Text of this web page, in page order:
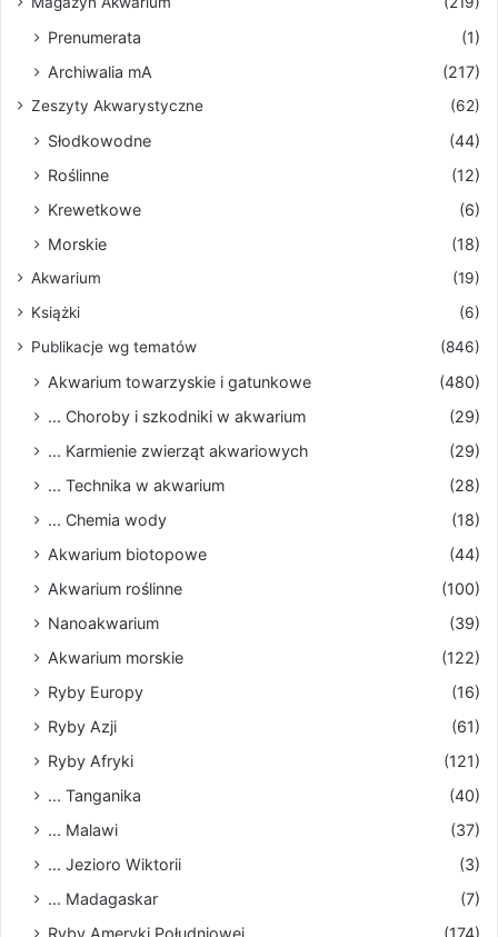
Prenumerata
(1)
Archiwalia mA
(217)
Zeszyty Akwarystyczne (62)
Słodkowodne
(44)
Roślinne
(12)
Krewetkowe
(6)
Morskie
(18)
Akwarium
(19)
Książki
(6)
Publikacje wg tematów
(846)
Akwarium towarzyskie i gatunkowe
(480)
... Choroby i szkodniki w akwarium
(29)
... Karmienie zwierząt akwariowych
(29)
... Technika w akwarium
(28)
... Chemia wody
(18)
Akwarium biotopowe
(44)
Akwarium roślinne
(100)
Nanoakwarium
(39)
Akwarium morskie
(122)
Ryby Europy
(16)
Ryby Azji
(61)
Ryby Afryki
(121)
... Tanganika
(40)
... Malawi
(37)
... Jezioro Wiktorii
(3)
... Madagaskar
(7)
Ryby Ameryki Południowej
(174)